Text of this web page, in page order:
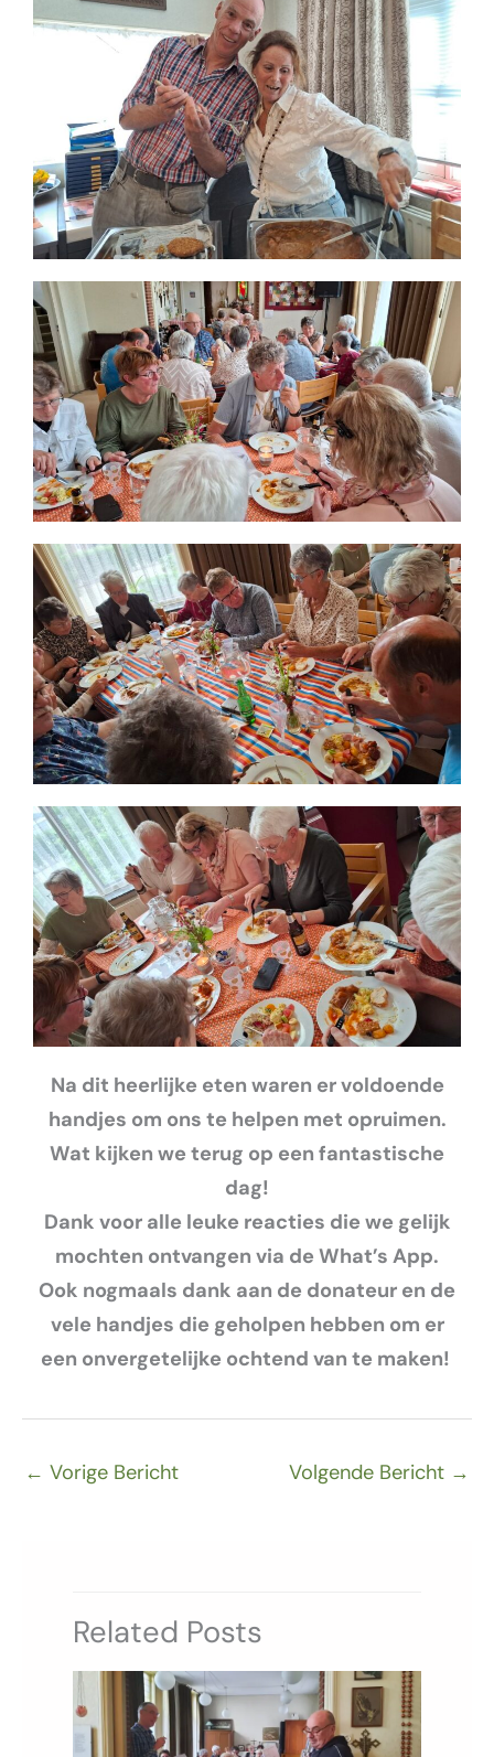
Na dit heerlijke eten waren er voldoende
handjes om ons te helpen met opruimen.
Wat kijken we terug op een fantastische
dag!
Dank voor alle leuke reacties die we gelijk
mochten ontvangen via de What’s App.
Ook nogmaals dank aan de donateur en de
vele handjes die geholpen hebben om er
een onvergetelijke ochtend van te maken!
← Vorige Bericht Volgende Bericht →
Related Posts